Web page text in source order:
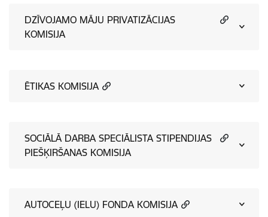
DZĪVOJAMO MĀJU PRIVATIZĀCIJAS
KOMISIJA
ĒTIKAS KOMISIJA
SOCIĀLĀ DARBA SPECIĀLISTA STIPENDIJAS
PIEŠĶIRŠANAS KOMISIJA
AUTOCEĻU (IELU) FONDA KOMISIJA